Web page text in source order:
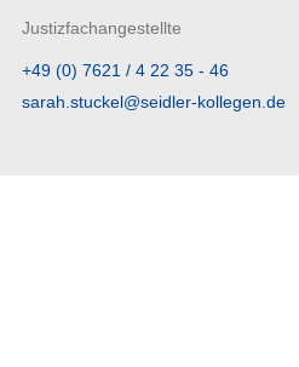
Justizfachangestellte
+49 (0) 7621 / 4 22 35 - 46
sarah.stuckel@seidler-kollegen.de